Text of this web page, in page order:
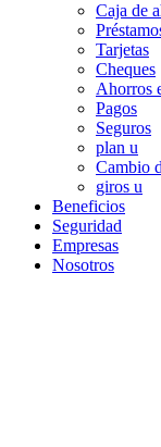
Caja de
Tarjetas
Cheques
Ahorros
Pagos
Seguros
plan u
Cambio
giros u
Beneficios
Seguridad
Empresas
Nosotros